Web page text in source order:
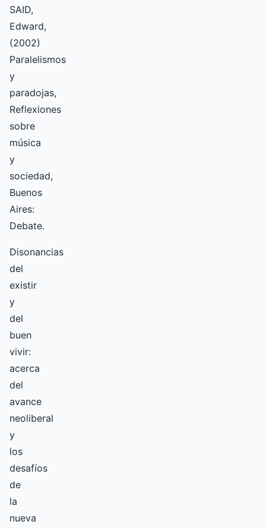
SAID,
Edward,
(2002)
Paralelismos
y
paradojas,
Reflexiones
sobre
música
y
sociedad,
Buenos
Aires:
Debate.
Disonancias
del
existir
y
del
buen
vivir:
acerca
del
avance
neoliberal
y
los
desafíos
de
la
nueva